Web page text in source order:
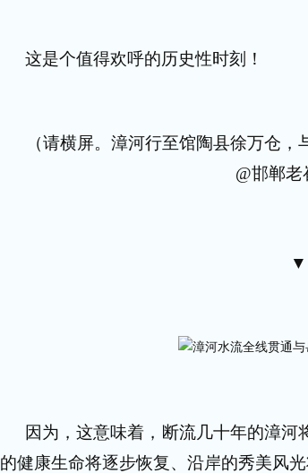
这是个值得欢呼的历史性时刻！
（请横屏。漳河行至馆陶县徐万仓
@邯郸老
▼
因为，这意味着，断流几十年的漳
的健康生命将逐步恢复、沿岸的秀美风光